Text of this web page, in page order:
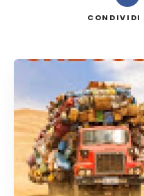
Cerca
CONDIVIDI